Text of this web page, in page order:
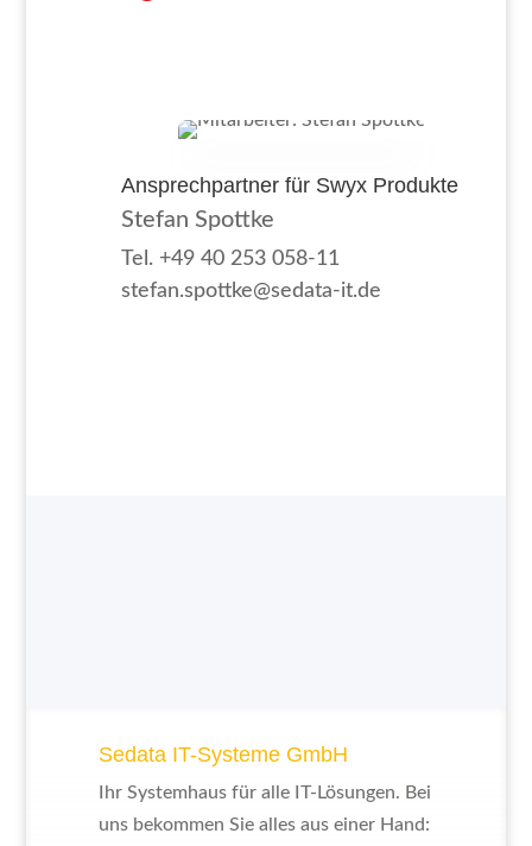
Ansprechpartner für Swyx Produkte
Stefan Spottke
Tel. +49 40 253 058-11
stefan.spottke@sedata-it.de
Sedata IT-Systeme GmbH
Ihr Systemhaus für alle IT-Lösungen. Bei
uns bekommen Sie alles aus einer Hand: